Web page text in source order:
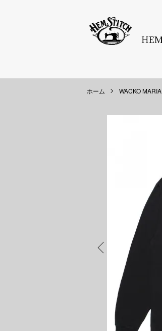
ホーム WACKO MARIA